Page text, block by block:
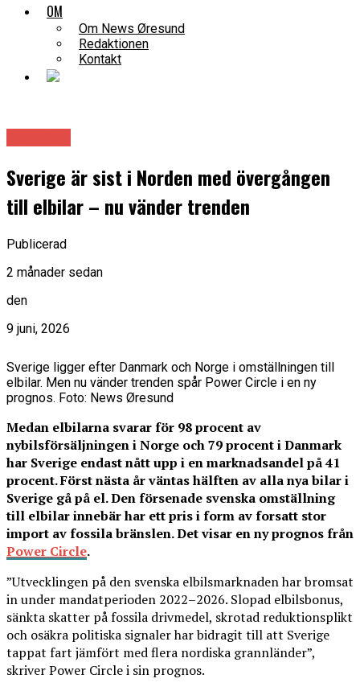
OM
Om News Øresund
Redaktionen
Kontakt
Sverige är sist i Norden med övergången
till elbilar – nu vänder trenden
Publicerad
2 månader sedan
den
9 juni, 2026
Sverige ligger efter Danmark och Norge i omställningen till
elbilar. Men nu vänder trenden spår Power Circle i en ny
prognos. Foto: News Øresund
Medan elbilarna svarar för 98 procent av
nybilsförsäljningen i Norge och 79 procent i Danmark
har Sverige endast nått upp i en marknadsandel på 41
procent. Först nästa år väntas hälften av alla nya bilar i
Sverige gå på el. Den försenade svenska omställning
till elbilar innebär har ett pris i form av forsatt stor
import av fossila bränslen.Det visar en ny prognos från
Power Circle.
”Utvecklingen på den svenska elbilsmarknaden har bromsat
in under mandatperioden 2022–2026. Slopad elbilsbonus,
sänkta skatter på fossila drivmedel, skrotad reduktionsplikt
och osäkra politiska signaler har bidragit till att Sverige
tappat fart jämfört med flera nordiska grannländer”,
skriver Power Circle i sin prognos.